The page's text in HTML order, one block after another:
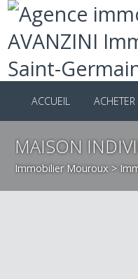
ACCUEIL ACHETER
MAISON
Immobilier Mouroux >